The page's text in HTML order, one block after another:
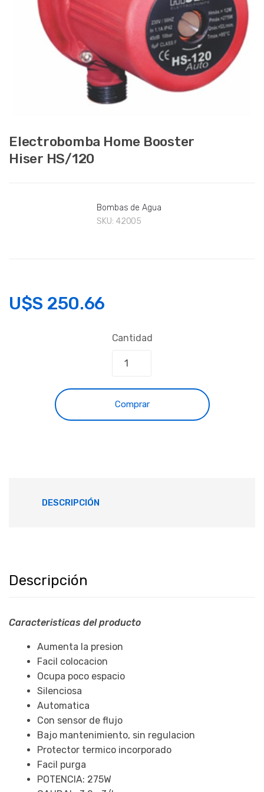
Electrobomba Home Booster
Hiser HS/120
Bombas de Agua
SKU: 42005
U$S 250.66
Cantidad
Comprar
DESCRIPCIÓN
Descripción
Caracteristicas del producto
Aumenta la presion
Facil colocacion
Ocupa poco espacio
Silenciosa
Automatica
Con sensor de flujo
Bajo mantenimiento, sin regulacion
Protector termico incorporado
Facil purga
POTENCIA: 275W